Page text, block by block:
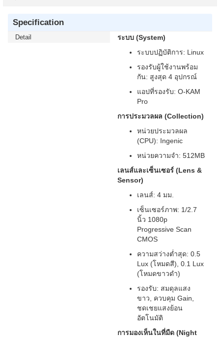
Specification
Detail
ระบบ (System)
ระบบปฏิบัติการ: Linux
รองรับผู้ใช้งานพร้อม
กัน: สูงสุด 4 อุปกรณ์
แอปที่รองรับ: O-KAM
Pro
การประมวลผล (Collection)
หน่วยประมวลผล
(CPU): Ingenic
หน่วยความจำ: 512MB
เลนส์และเซ็นเซอร์ (Lens &
Sensor)
เลนส์: 4 มม.
เซ็นเซอร์ภาพ: 1/2.7
นิ้ว 1080p
Progressive Scan
CMOS
ความสว่างต่ำสุด: 0.5
Lux (โหมดสี), 0.1 Lux
(โหมดขาวดำ)
รองรับ: สมดุลแสง
ขาว, ควบคุม Gain,
ชดเชยแสงย้อน
อัตโนมัติ
การมองเห็นในที่มืด (Night